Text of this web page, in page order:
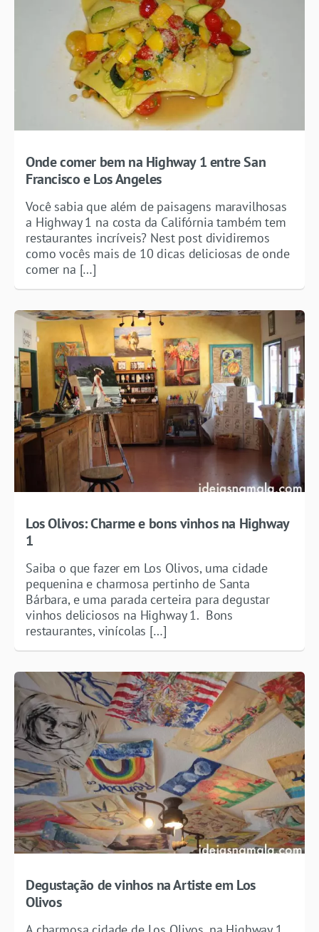
Onde comer bem na Highway 1 entre San
Francisco e Los Angeles
Você sabia que além de paisagens maravilhosas
a Highway 1 na costa da Califórnia também tem
restaurantes incríveis? Nest post dividiremos
como vocês mais de 10 dicas deliciosas de onde
comer na […]
Los Olivos: Charme e bons vinhos na Highway
1
Saiba o que fazer em Los Olivos, uma cidade
pequenina e charmosa pertinho de Santa
Bárbara, e uma parada certeira para degustar
vinhos deliciosos na Highway 1. Bons
restaurantes, vinícolas […]
Degustação de vinhos na Artiste em Los
Olivos